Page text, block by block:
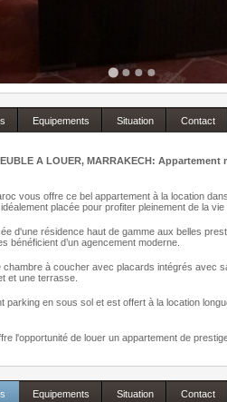
Equipements Situation Contact
A LOUER, MARRAKECH:
vous offre ce bel appartement à la location
placée pour profiter pleinement de la
d'une résidence haut de gamme aux belles
bénéficient d’un agencement moderne.
à coucher avec placards intégrés avec
et une terrasse.
parking en sous sol et est offert à la location
l'opportunité de louer un appartement de
Equipements Situation Contact